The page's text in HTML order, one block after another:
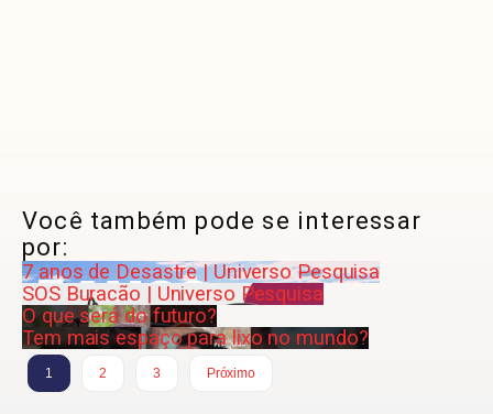
Você também pode se interessar
por:
7 anos de Desastre | Universo Pesquisa
SOS Buracão | Universo Pesquisa
O que será do futuro?
Tem mais espaço para lixo no mundo?
1 2 3 Próximo